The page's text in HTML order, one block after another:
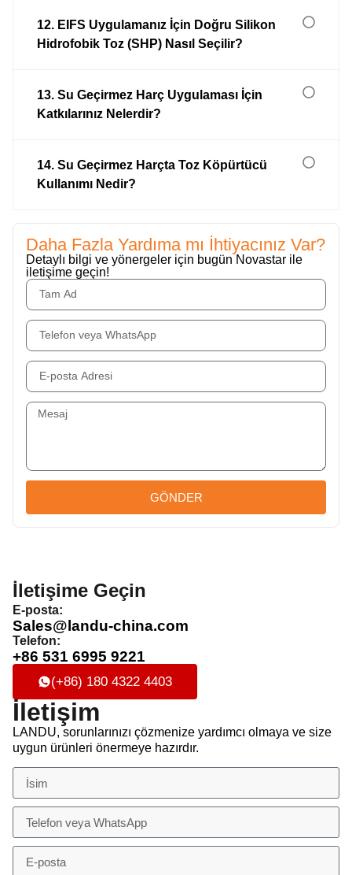
12. EIFS Uygulamanız İçin Doğru Silikon
Hidrofobik Toz (SHP) Nasıl Seçilir?
13. Su Geçirmez Harç Uygulaması İçin
Katkılarınız Nelerdir?
14. Su Geçirmez Harçta Toz Köpürtücü
Kullanımı Nedir?
Daha Fazla Yardıma mı İhtiyacınız Var?
Detaylı bilgi ve yönergeler için bugün Novastar ile
iletişime geçin!
GÖNDER
İletişime Geçin
E-posta:
Sales@landu-china.com
Telefon:
+86 531 6995 9221
(+86) 180 4322 4403
İletişim
LANDU, sorunlarınızı çözmenize yardımcı olmaya ve size
uygun ürünleri önermeye hazırdır.